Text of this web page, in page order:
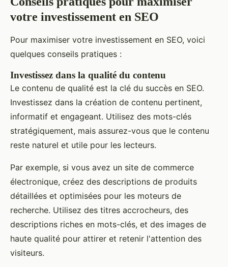
votre investissement en SEO
Pour maximiser votre investissement en SEO, voici
quelques conseils pratiques :
Investissez dans la qualité du contenu
Le contenu de qualité est la clé du succès en SEO.
Investissez dans la création de contenu pertinent,
informatif et engageant. Utilisez des mots-clés
stratégiquement, mais assurez-vous que le contenu
reste naturel et utile pour les lecteurs.
Par exemple, si vous avez un site de commerce
électronique, créez des descriptions de produits
détaillées et optimisées pour les moteurs de
recherche. Utilisez des titres accrocheurs, des
descriptions riches en mots-clés, et des images de
haute qualité pour attirer et retenir l'attention des
visiteurs.